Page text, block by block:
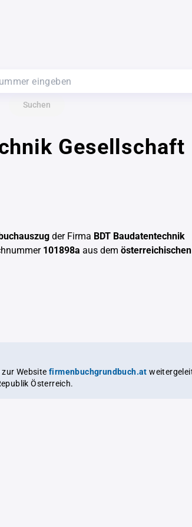
Suchen
Gesellschaft
der Firma BDT Baudatentechnik
101898a aus dem österreichischen
Website firmenbuchgrundbuch.at weitergeleitet,
Österreich.